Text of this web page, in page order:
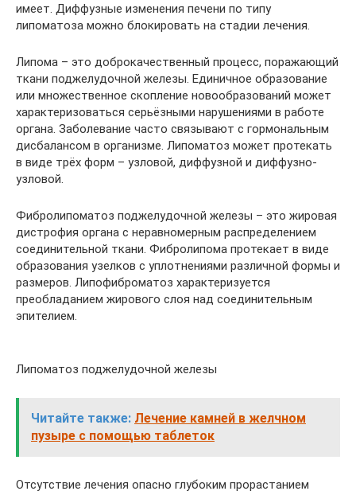
имеет. Диффузные изменения печени по типу
липоматоза можно блокировать на стадии лечения.
Липома – это доброкачественный процесс, поражающий
ткани поджелудочной железы. Единичное образование
или множественное скопление новообразований может
характеризоваться серьёзными нарушениями в работе
органа. Заболевание часто связывают с гормональным
дисбалансом в организме. Липоматоз может протекать
в виде трёх форм – узловой, диффузной и диффузно-
узловой.
Фибролипоматоз поджелудочной железы – это жировая
дистрофия органа с неравномерным распределением
соединительной ткани. Фибролипома протекает в виде
образования узелков с уплотнениями различной формы и
размеров. Липофиброматоз характеризуется
преобладанием жирового слоя над соединительным
эпителием.
Липоматоз поджелудочной железы
Читайте также: Лечение камней в желчном
пузыре с помощью таблеток
Отсутствие лечения опасно глубоким прорастанием